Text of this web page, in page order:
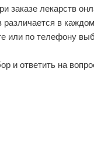
лекарств
различается в
или по телефону
и ответить на